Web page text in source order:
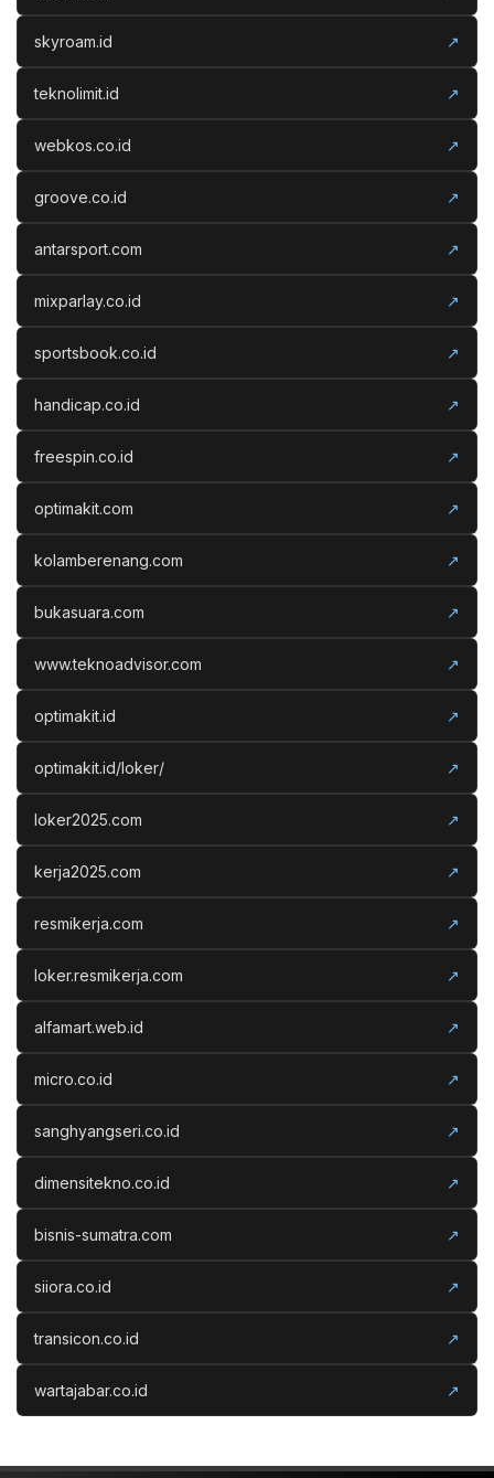
skyroam.id ↗
teknolimit.id ↗
webkos.co.id ↗
groove.co.id ↗
antarsport.com ↗
mixparlay.co.id ↗
sportsbook.co.id ↗
handicap.co.id ↗
freespin.co.id ↗
optimakit.com ↗
kolamberenang.com ↗
bukasuara.com ↗
www.teknoadvisor.com ↗
optimakit.id ↗
optimakit.id/loker/ ↗
loker2025.com ↗
kerja2025.com ↗
resmikerja.com ↗
loker.resmikerja.com ↗
alfamart.web.id ↗
micro.co.id ↗
sanghyangseri.co.id ↗
dimensitekno.co.id ↗
bisnis-sumatra.com ↗
siiora.co.id ↗
transicon.co.id ↗
wartajabar.co.id ↗